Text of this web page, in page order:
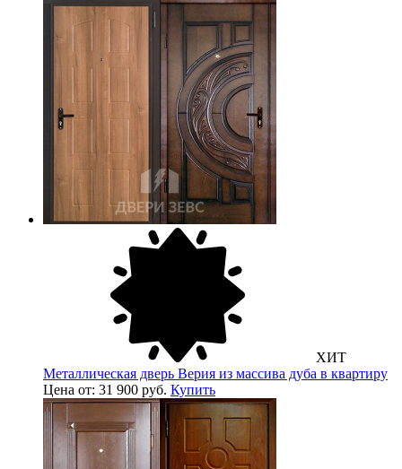
ХИТ
Металлическая дверь Верия из массива дуба в квартиру
Цена от: 31 900 руб. Купить